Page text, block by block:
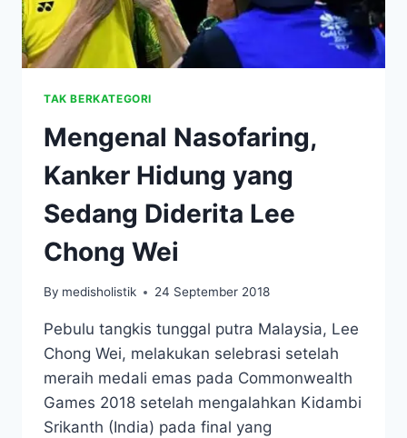
TAK BERKATEGORI
Mengenal Nasofaring,
Kanker Hidung yang
Sedang Diderita Lee
Chong Wei
By medisholistik 24 September 2018
Pebulu tangkis tunggal putra Malaysia, Lee
Chong Wei, melakukan selebrasi setelah
meraih medali emas pada Commonwealth
Games 2018 setelah mengalahkan Kidambi
Srikanth (India) pada final yang